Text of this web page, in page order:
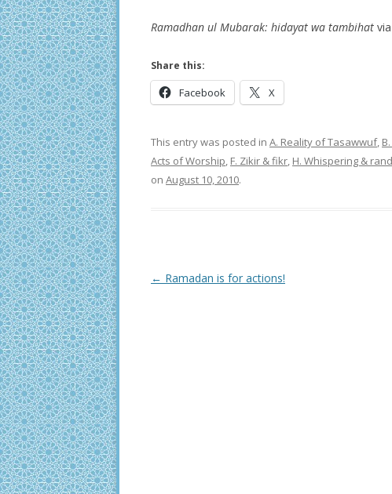
Ramadhan ul Mubarak: hidayat wa tambihat
Share this:
Facebook X
This entry was posted in A. Reality of Tasawwuf,
Acts of Worship, F. Zikir & fikr, H. Whispering &
on August 10, 2010.
Post
← Ramadan is for actions!